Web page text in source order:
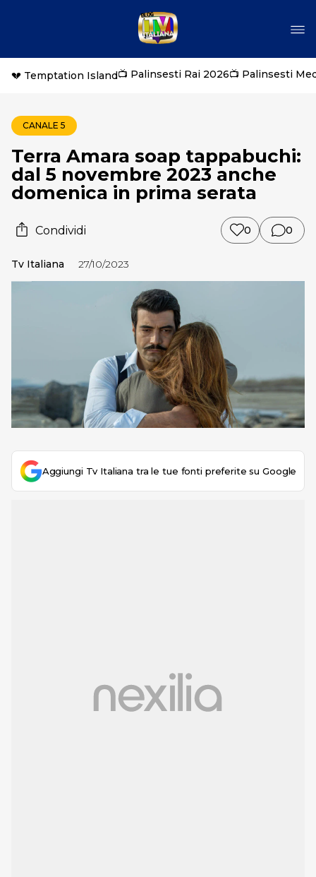
💔 Temptation Island📺 Palinsesti Rai 2026📺 Palinsesti
CANALE 5
Terra Amara soap tappabuchi:
dal 5 novembre 2023 anche
domenica in prima serata
Condividi 0 0
Tv Italiana 27/10/2023
Aggiungi Tv Italiana tra le tue fonti preferite su Google